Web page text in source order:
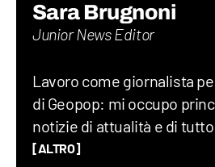
Sara Brugnoni
Junior News Editor
Lavoro come giornalista
di Geopop: mi occupo
notizie di attualità e di
sul Pianeta Terra, dalla
[ALTRO]